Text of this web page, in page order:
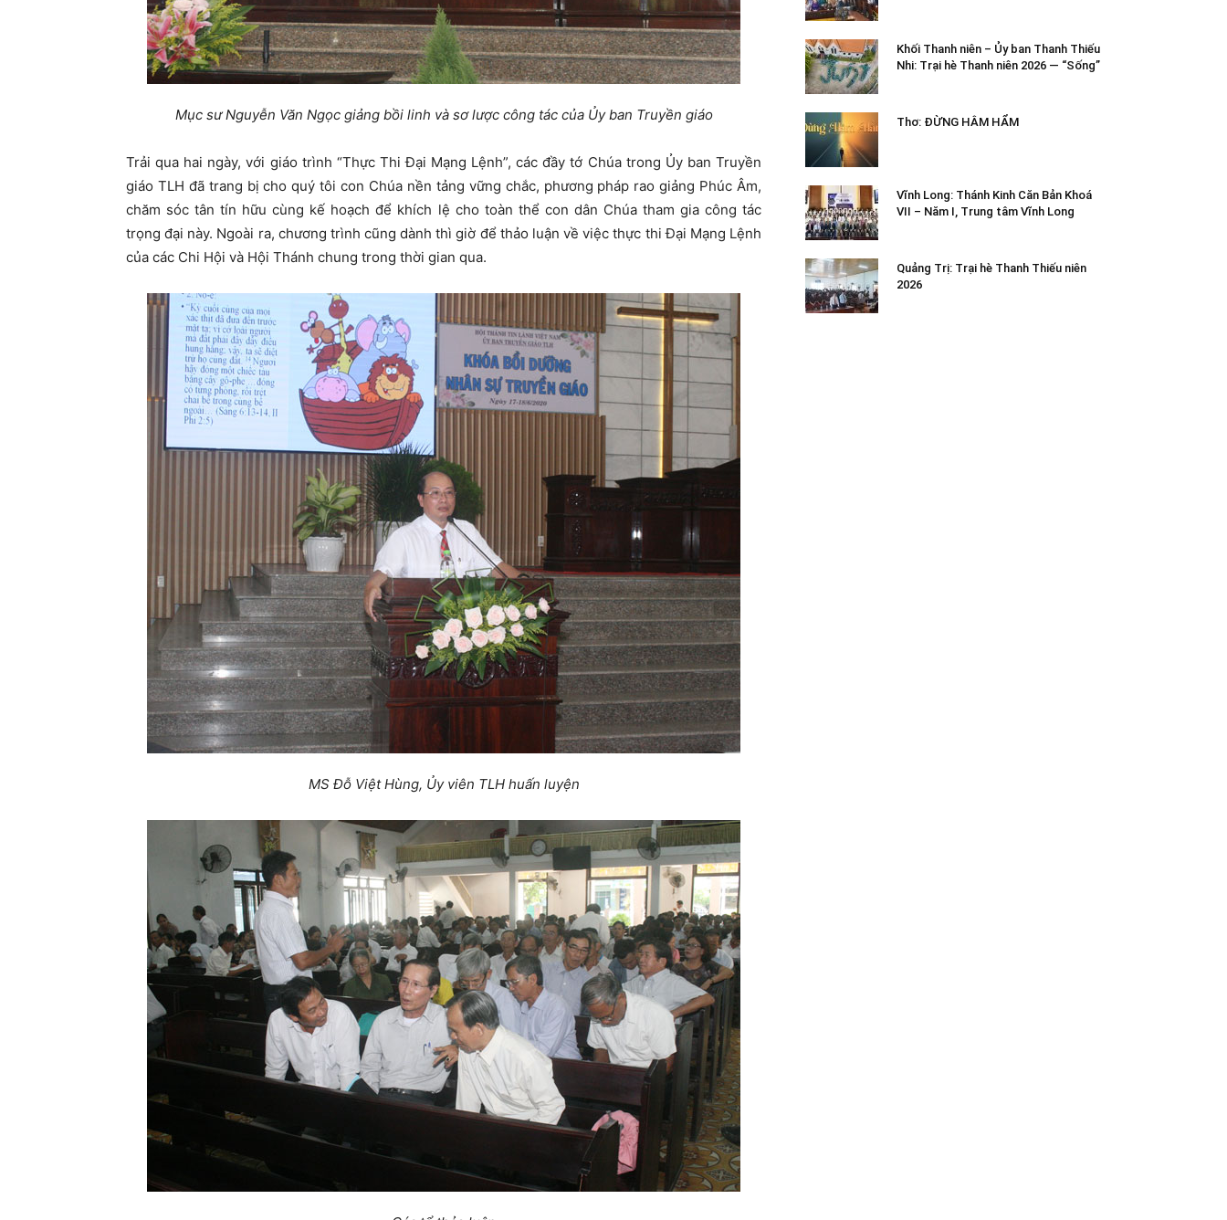
Mục sư Nguyễn Văn Ngọc giảng bồi linh và sơ lược công tác của Ủy ban Truyền giáo
Trải qua hai ngày, với giáo trình “Thực Thi Đại Mạng Lệnh”, các đầy tớ Chúa trong Ủy ban Truyền
giáo TLH đã trang bị cho quý tôi con Chúa nền tảng vững chắc, phương pháp rao giảng Phúc Âm,
chăm sóc tân tín hữu cùng kế hoạch để khích lệ cho toàn thể con dân Chúa tham gia công tác
trọng đại này. Ngoài ra, chương trình cũng dành thì giờ để thảo luận về việc thực thi Đại Mạng Lệnh
của các Chi Hội và Hội Thánh chung trong thời gian qua.
MS Đỗ Việt Hùng, Ủy viên TLH huấn luyện
Khối Thanh niên – Ủy ban Thanh Thiếu
Nhi: Trại hè Thanh niên 2026 — “Sống”
Thơ: ĐỪNG HÂM HẨM
Vĩnh Long: Thánh Kinh Căn Bản Khoá
VII – Năm I, Trung tâm Vĩnh Long
Quảng Trị: Trại hè Thanh Thiếu niên
2026